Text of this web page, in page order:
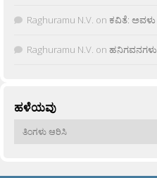
Raghuramu N.V. on ಕವಿತೆ: ಅವಳು
Raghuramu N.V. on ಹನಿಗವನಗಳು
ಹಳೆಯವು
ಹಳೆಯವು